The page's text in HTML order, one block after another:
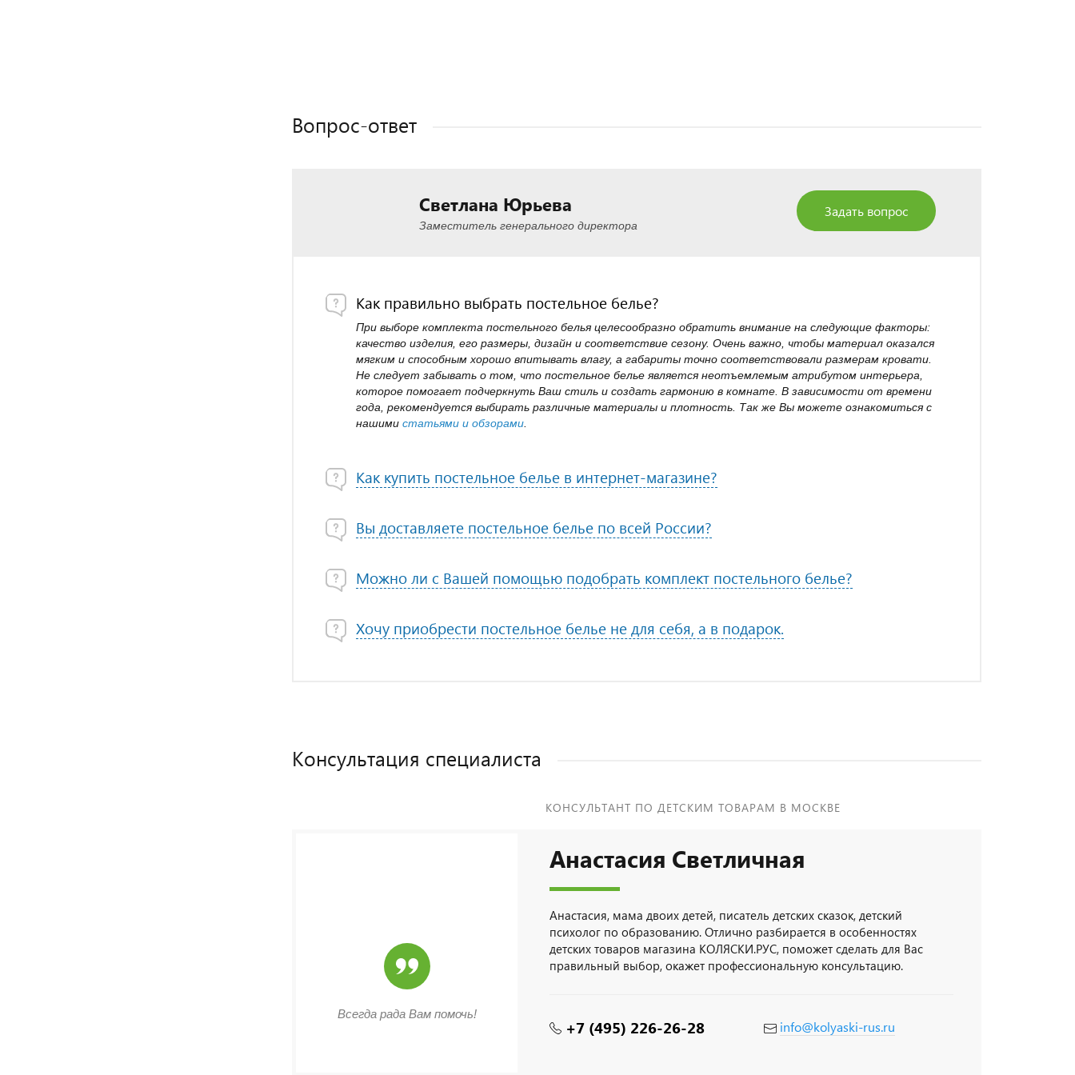
Вопрос-ответ
Светлана Юрьева
Заместитель генерального директора
Задать вопрос
Как правильно выбрать постельное белье?
При выборе комплекта постельного белья целесообразно обратить внимание на следующие факторы:
качество изделия, его размеры, дизайн и соответствие сезону. Очень важно, чтобы материал оказался
мягким и способным хорошо впитывать влагу, а габариты точно соответствовали размерам кровати.
Не следует забывать о том, что постельное белье является неотъемлемым атрибутом интерьера,
которое помогает подчеркнуть Ваш стиль и создать гармонию в комнате. В зависимости от времени
года, рекомендуется выбирать различные материалы и плотность. Так же Вы можете ознакомиться с
нашими статьями и обзорами
Как купить постельное белье в интернет-магазине?
Вы доставляете постельное белье по всей России?
Можно ли с Вашей помощью подобрать комплект постельного белье?
Хочу приобрести постельное белье не для себя, а в подарок.
Консультация специалиста
КОНСУЛЬТАНТ ПО ДЕТСКИМ ТОВАРАМ В МОСКВЕ
Анастасия Светличная
Анастасия, мама двоих детей, писатель детских сказок, детский
психолог по образованию. Отлично разбирается в особенностях
детских товаров магазина КОЛЯСКИ.РУС, поможет сделать для Вас
правильный выбор, окажет профессиональную консультацию.
+7 (495) 226-26-28 info@kolyaski-rus.ru
Всегда рада Вам помочь!